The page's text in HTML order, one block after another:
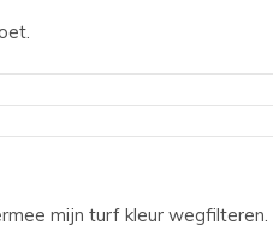
mijn turf kleur